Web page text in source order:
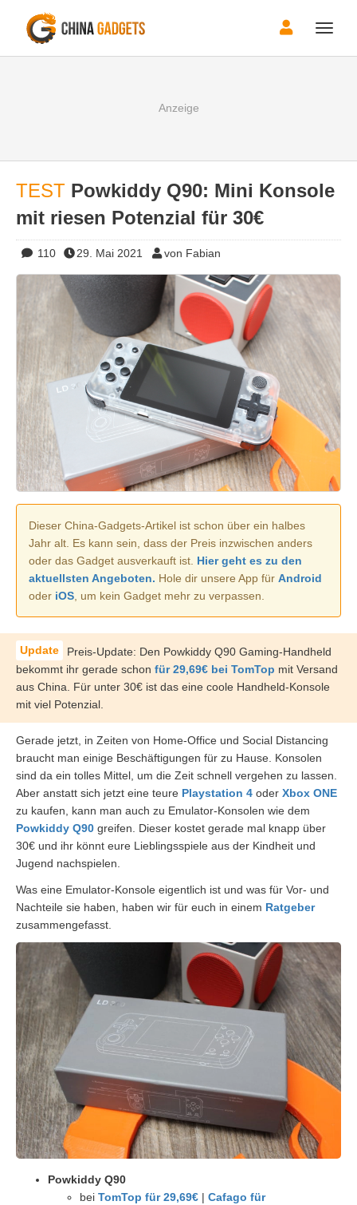
Toggle
TEST Powkiddy Q90: Mini Konsole
mit riesen Potenzial für 30€
110 29. Mai 2021 von Fabian
Dieser China-Gadgets-Artikel ist schon über ein halbes
Jahr alt. Es kann sein, dass der Preis inzwischen anders
oder das Gadget ausverkauft ist. Hier geht es zu den
aktuellsten Angeboten. Hole dir unsere App für Android
oder iOS , um kein Gadget mehr zu verpassen.
Preis-Update: Den Powkiddy Q90 Gaming-Handheld
bekommt ihr gerade schon für 29,69€ bei TomTop mit Versand
aus China. Für unter 30€ ist das eine coole Handheld-Konsole
mit viel Potenzial.
Gerade jetzt, in Zeiten von Home-Office und Social Distancing
braucht man einige Beschäftigungen für zu Hause. Konsolen
sind da ein tolles Mittel, um die Zeit schnell vergehen zu lassen.
Aber anstatt sich jetzt eine teure Playstation 4 oder Xbox ONE
zu kaufen, kann man auch zu Emulator-Konsolen wie dem
Powkiddy Q90 greifen. Dieser kostet gerade mal knapp über
30€ und ihr könnt eure Lieblingsspiele aus der Kindheit und
Jugend nachspielen.
Was eine Emulator-Konsole eigentlich ist und was für Vor- und
Nachteile sie haben, haben wir für euch in einem Ratgeber
zusammengefasst.
Powkiddy Q90
bei TomTop für 29,69€ | Cafago für